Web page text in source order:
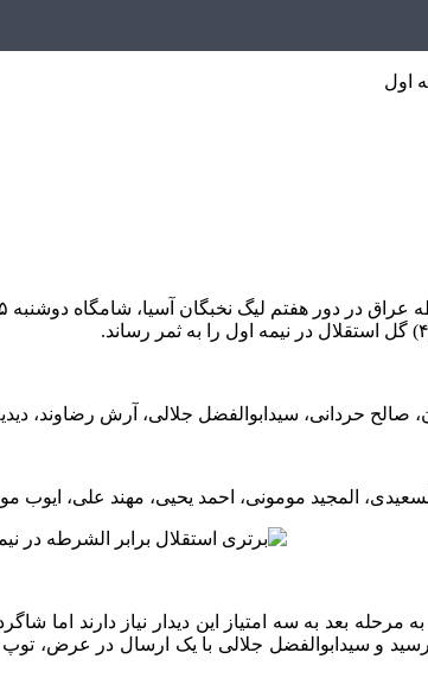
اول
حردانی، سیدابوالفضل جلالی، آرش رضاوند،
المجید مومونی، احمد یحیی، مهند علی، ایوب
و سیدابوالفضل جلالی با یک ارسال در عرض،